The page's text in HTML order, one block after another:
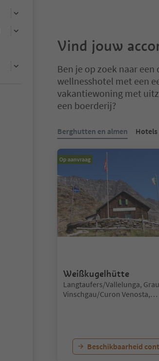
Vind jouw
Ben je op zoek naar
wellnesshotel met een
vakantiewoning met
een boerderij?
Berghutten en almen
Op aanvraag
Weißkugelhütte
Locatie:
Langtaufers/Vallelunga,
Vinschgau/Curon Venosta,
Beschikbaarheid